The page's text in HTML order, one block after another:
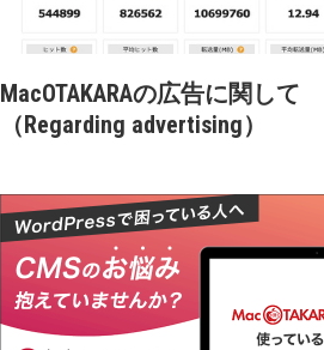
MacOTAKARAの広告に関して
（Regarding advertising）